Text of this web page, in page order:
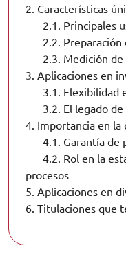
2. Características
2.1. Principales
2.2. Preparación
2.3. Medición
3. Aplicaciones en
3.1. Flexibilidad
3.2. El legado
4. Importancia en la
4.1. Garantía de
4.2. Rol en la
procesos
5. Aplicaciones en
6. Titulaciones que